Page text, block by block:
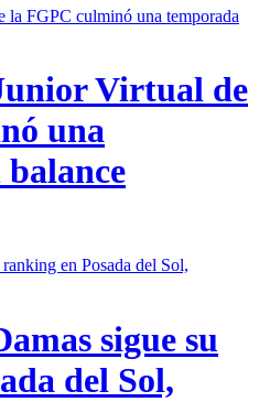
Virtual de
una
sigue su
del Sol,